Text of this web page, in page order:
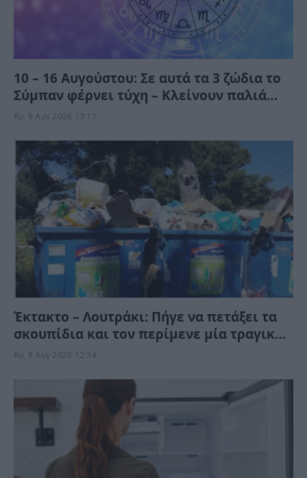
10 – 16 Αυγούστου: Σε αυτά τα 3 ζώδια το
Σύμπαν φέρνει τύχη – Κλείνουν παλιά
τεφτέρια και τους αντιμετωπίζουν
Κυ, 9 Αυγ 2026 13:11
Έκτακτο – Λουτράκι: Πήγε να πετάξει τα
σκουπίδια και τον περίμενε μία τραγική
στιγμή
Κυ, 9 Αυγ 2026 12:34